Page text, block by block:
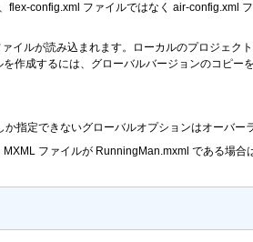
config.xml ファイルではなく air-config.xml
イルが読み込まれます。ローカルのプロジェク
成するには、グローバルバージョンのコピー
指定できないグローバルオプションはオーバー
ファイルが RunningMan.mxml である場合